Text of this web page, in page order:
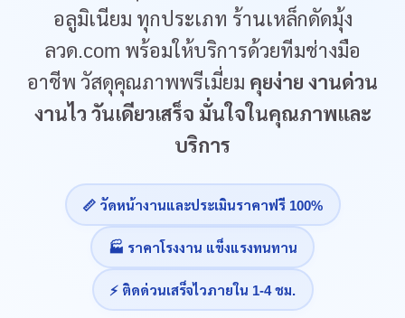
อลูมิเนียม ทุกประเภท ร้านเหล็กดัดมุ้ง
ลวด.com พร้อมให้บริการด้วยทีมช่างมือ
อาชีพ วัสดุคุณภาพพรีเมี่ยม คุยง่าย งานด่วน
งานไว วันเดียวเสร็จ มั่นใจในคุณภาพและ
บริการ
📏 วัดหน้างานและประเมินราคาฟรี 100%
🏭 ราคาโรงงาน แข็งแรงทนทาน
⚡ ติดด่วนเสร็จไวภายใน 1-4 ชม.